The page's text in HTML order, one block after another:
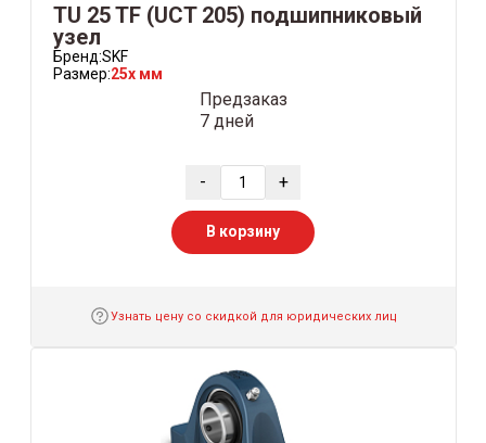
TU 25 TF (UCT 205) подшипниковый
узел
Бренд:SKF
Размер:25x мм
Предзаказ
7 дней
- +
В корзину
Узнать цену со скидкой для юридических лиц